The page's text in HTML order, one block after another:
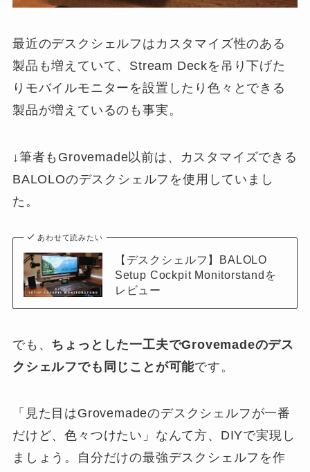
最近のデスクシェルフはカスタマイズ性のある
製品も増えていて、Stream Deckを吊り下げた
りモバイルモニターを設置したり色々とできる
製品が増えているのも事実。
↓筆者もGrovemade以前は、カスタマイズできる
BALOLOのデスクシェルフを使用していまし
た。
あわせて読みたい
【デスクシェルフ】BALOLO
Setup Cockpit Monitorstandを
レビュー
でも、 ちょっとした一工夫でGrovemadeのデス
クシェルフでも同じことが可能です。
「見た目はGrovemadeのデスクシェルフが一番
だけど、色々つけたい」なんて方、DIYで実現し
ましょう。自分だけの最強デスクシェルフを作